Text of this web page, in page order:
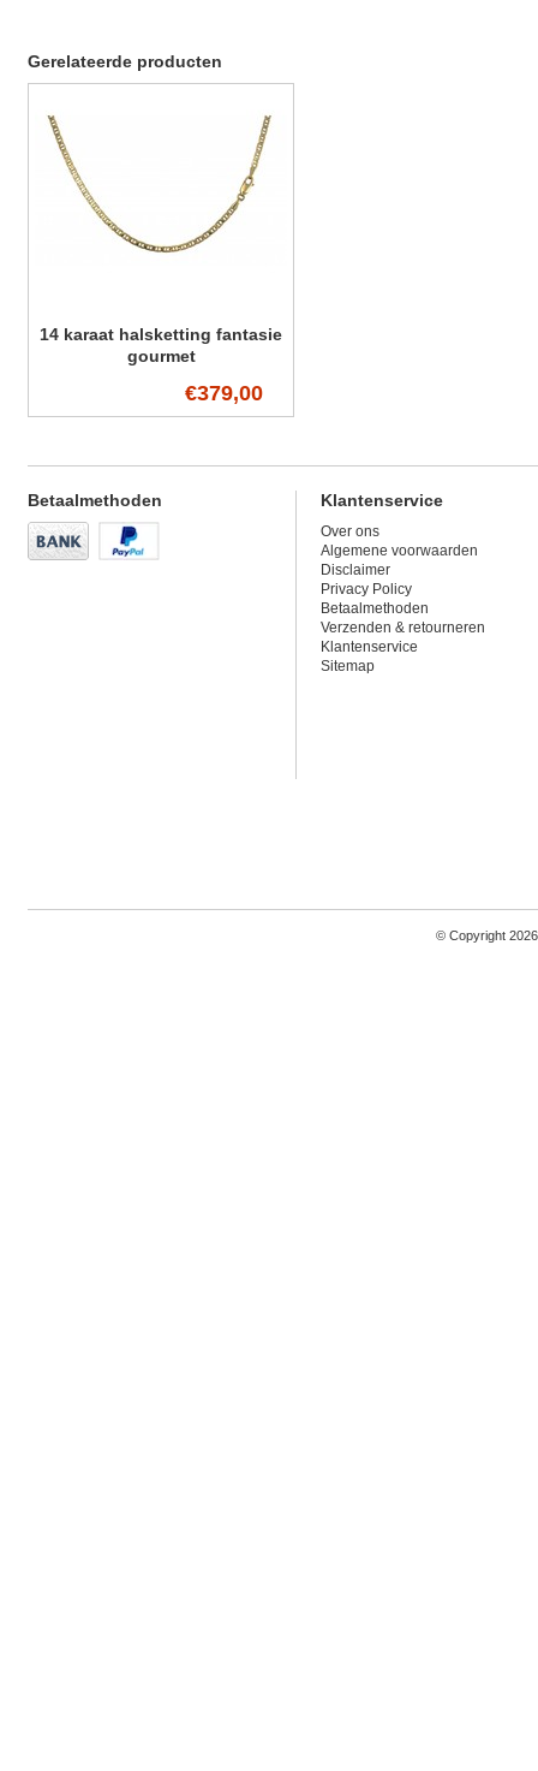
Gerelateerde producten
14 karaat halsketting fantasie
gourmet
€379,00
Betaalmethoden Klantenservice
Over ons
Algemene voorwaarden
Disclaimer
Privacy Policy
Betaalmethoden
Verzenden & retourneren
Klantenservice
Sitemap
© Copyright